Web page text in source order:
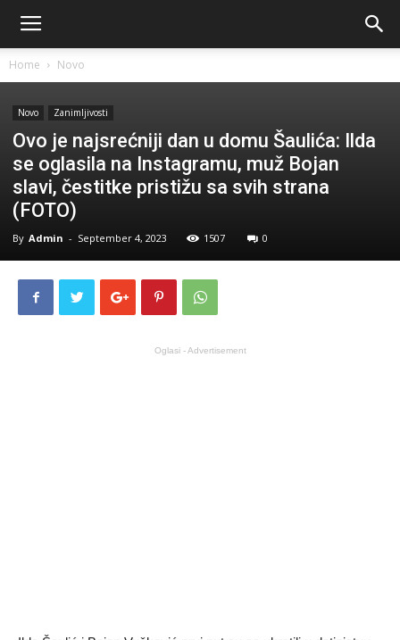
Home Novo
Novo Zanimljivosti
Ovo je najsrećniji dan u domu Šaulića: Ilda
se oglasila na Instagramu, muž Bojan
slavi, čestitke pristižu sa svih strana
(FOTO)
By Admin - September 4, 2023 1507 0
Oglasi - Advertisement